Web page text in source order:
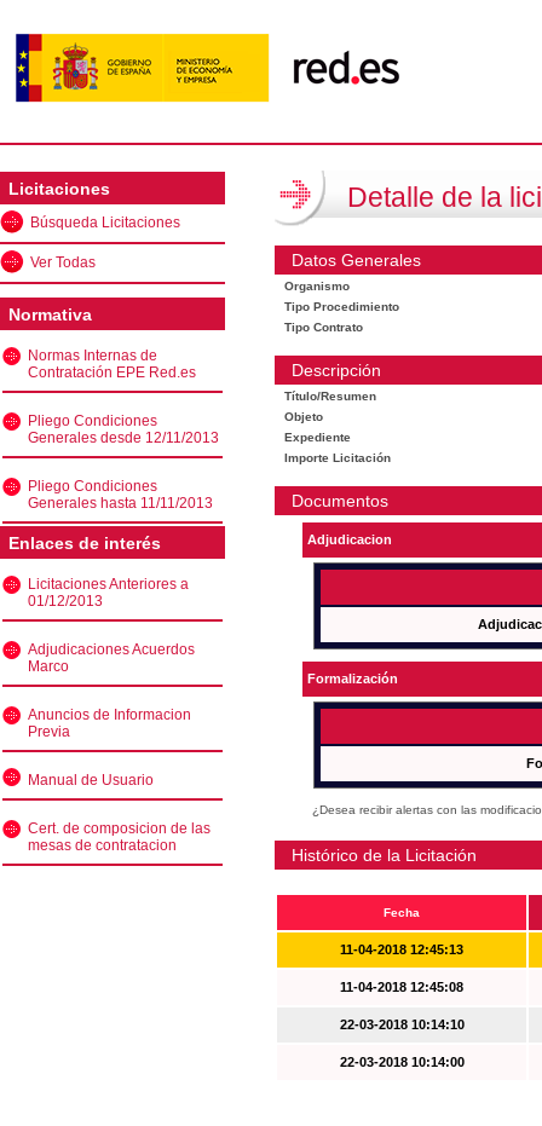
Licitaciones
Búsqueda Licitaciones
Ver Todas
Normativa
Normas Internas de
Contratación EPE Red.es
Pliego Condiciones
Generales desde 12/11/2013
Pliego Condiciones
Generales hasta 11/11/2013
Enlaces de interés
Licitaciones Anteriores a
01/12/2013
Adjudicaciones Acuerdos
Marco
Anuncios de Informacion
Previa
Manual de Usuario
Cert. de composicion de las
mesas de contratacion
Detalle de la
Datos Generales
Organismo
Tipo Procedimiento
Tipo Contrato
Descripción
Título/Resumen
Objeto
Expediente
Importe Licitación
Documentos
Adjudicacion
Formalización
¿Desea recibir alertas con las
Histórico de la Licitación
Fecha
11-04-2018 12:45:13
11-04-2018 12:45:08
22-03-2018 10:14:10
22-03-2018 10:14:00